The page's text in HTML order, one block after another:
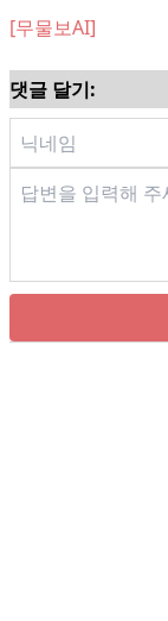
[무물보AI]
댓글 달기: